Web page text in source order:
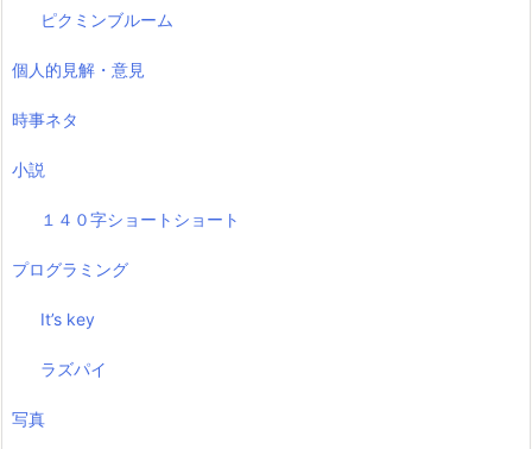
ピクミンブルーム
個人的見解・意見
時事ネタ
小説
１４０字ショートショート
プログラミング
It’s key
ラズパイ
写真